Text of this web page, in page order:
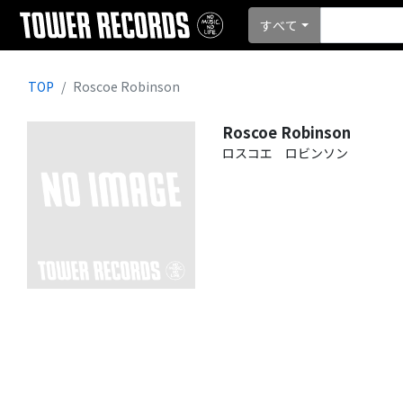
すべて
TOP Roscoe Robinson
Roscoe Robinson
ロスコエ ロビンソン